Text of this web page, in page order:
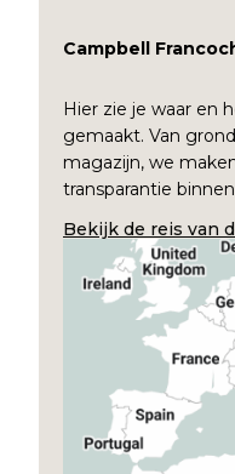
Campbell
Hier zie je waar en
gemaakt. Van
magazijn, we
transparantie
Bekijk de reis van